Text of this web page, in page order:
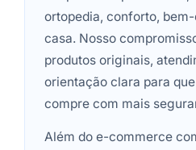
ortopedia, conforto,
casa. Nosso
produtos originais,
orientação clara para
compre com mais
Além do e-commerce